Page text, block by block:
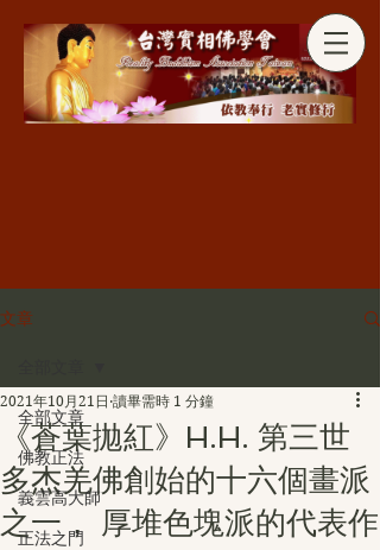
分享
文章
全部文章
佛教正法
義雲高大師
正法之門
《蒼葉拋紅》H.H. 第三世
多杰羌佛創始的十六個畫派
之一， 厚堆色塊派的代表作
2021年10月21日 讀畢需時 1 分鐘